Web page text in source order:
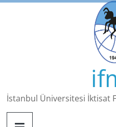
Skip
İstanbul Üniversitesi İktisat